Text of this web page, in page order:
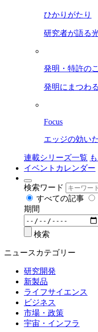
ひかりがたり
研究者が語る
発明・特許の
発明にまつわ
Focus
エッジの効い
連載シリーズ一覧
イベントカレンダー
検索ワード
すべての記事
期間
検索
ニュースカテゴリー
研究開発
新製品
ライフサイエンス
ビジネス
市場・政策
宇宙・インフラ